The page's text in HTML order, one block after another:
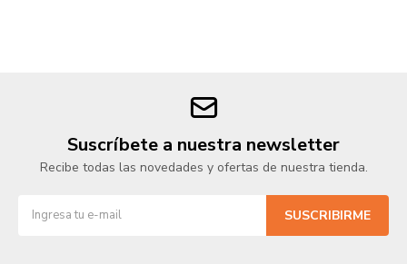
Suscríbete a nuestra newsletter
Recibe todas las novedades y ofertas de nuestra tienda.
SUSCRIBIRME